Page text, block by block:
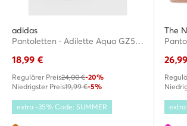
adidas
Pantoletten · Adilette Aqua GZ5235 · Orange
18,99 €
Regulärer Preis24,00 €-20%
Niedrigster Preis19,99 €-5%
extra -35% Code: SUMMER
The
26,99
extra